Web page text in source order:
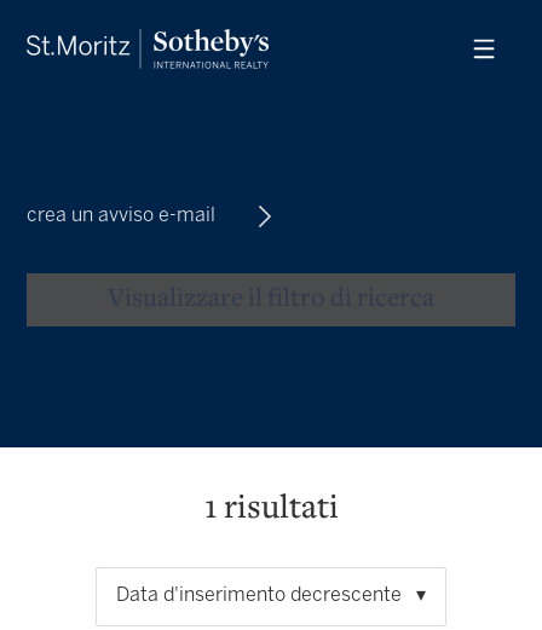
crea un avviso e-mail
1 risultati
Data d'inserimento decrescente